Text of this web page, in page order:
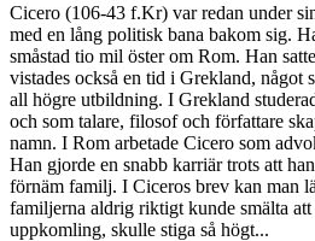
Cicero (106-43 f.Kr) var redan under
med en lång politisk bana bakom sig.
småstad tio mil öster om Rom. Han
vistades också en tid i Grekland, något
all högre utbildning. I Grekland
och som talare, filosof och författare
namn. I Rom arbetade Cicero som
Han gjorde en snabb karriär trots att
förnäm familj. I Ciceros brev kan man
familjerna aldrig riktigt kunde smälta
uppkomling, skulle stiga så högt...